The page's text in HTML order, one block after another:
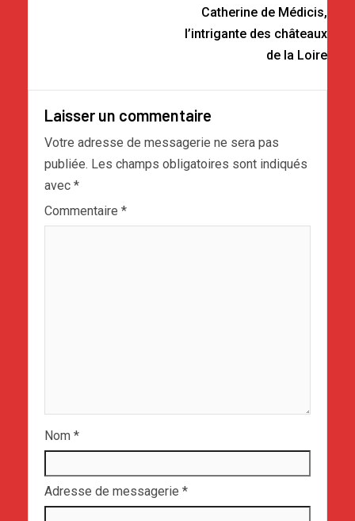
Catherine de Médicis,
l’intrigante des châteaux
de la Loire
Laisser un commentaire
Votre adresse de messagerie ne sera pas
publiée. Les champs obligatoires sont indiqués
avec *
Commentaire *
Nom *
Adresse de messagerie *